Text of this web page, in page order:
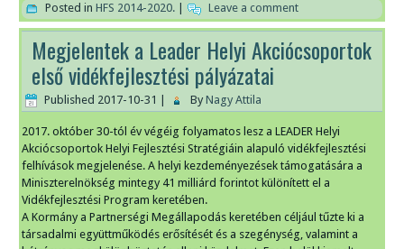
Posted in HFS 2014-2020. Leave a comment
Megjelentek a Leader Helyi Akciócsoportok
első vidékfejlesztési pályázatai
Published 2017-10-31 By Nagy Attila
2017. október 30-tól év végéig folyamatos lesz a LEADER Helyi
Akciócsoportok Helyi Fejlesztési Stratégiáin alapuló vidékfejlesztési
felhívások megjelenése. A helyi kezdeményezések támogatására a
Miniszterelnökség mintegy 41 milliárd forintot különített el a
Vidékfejlesztési Program keretében.
A Kormány a Partnerségi Megállapodás keretében céljául tűzte ki a
társadalmi együttműködés erősítését és a szegénység, valamint a